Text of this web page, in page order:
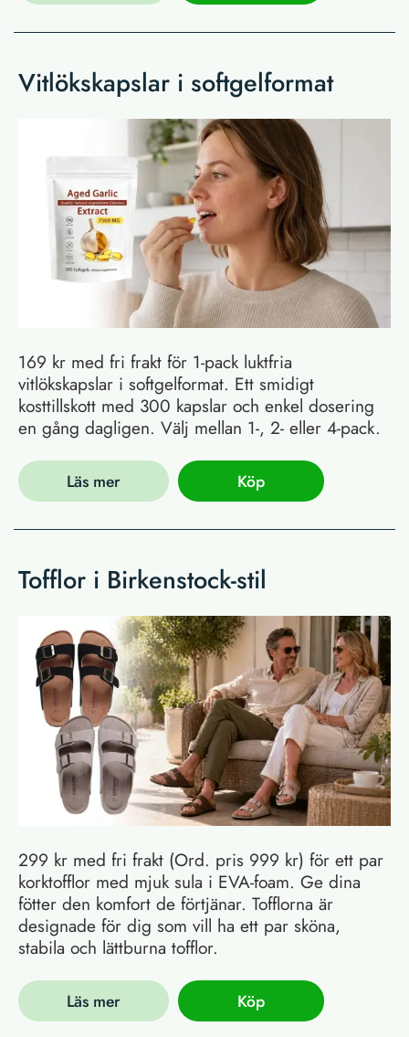
Vitlökskapslar i softgelformat
169 kr med fri frakt för 1-pack luktfria
vitlökskapslar i softgelformat. Ett smidigt
kosttillskott med 300 kapslar och enkel dosering
en gång dagligen. Välj mellan 1-, 2- eller 4-pack.
Läs mer Köp
Tofflor i Birkenstock-stil
299 kr med fri frakt (Ord. pris 999 kr) för ett par
korktofflor med mjuk sula i EVA-foam. Ge dina
fötter den komfort de förtjänar. Tofflorna är
designade för dig som vill ha ett par sköna,
stabila och lättburna tofflor.
Läs mer Köp